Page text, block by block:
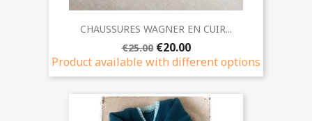
CHAUSSURES WAGNER EN CUIR...
€25.00 €20.00
Product available with different options